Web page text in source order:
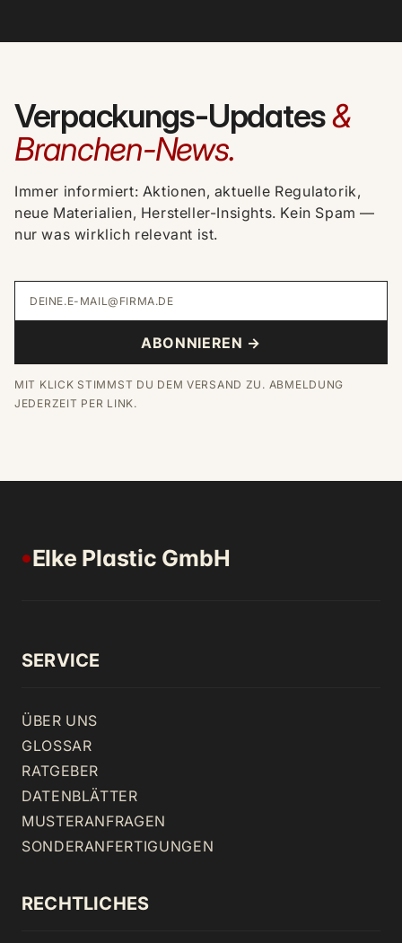
Verpackungs-Updates&
Branchen-News.
Immer informiert: Aktionen, aktuelle Regulatorik,
neue Materialien, Hersteller-Insights. Kein Spam —
nur was wirklich relevant ist.
ABONNIEREN →
MIT KLICK STIMMST DU DEM VERSAND ZU. ABMELDUNG
JEDERZEIT PER LINK.
● Elke Plastic GmbH
SERVICE
ÜBER UNS
GLOSSAR
RATGEBER
DATENBLÄTTER
MUSTERANFRAGEN
SONDERANFERTIGUNGEN
RECHTLICHES